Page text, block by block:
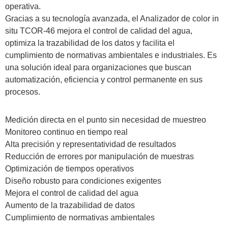
operativa.
Gracias a su tecnología avanzada, el Analizador de color in
situ TCOR-46 mejora el control de calidad del agua,
optimiza la trazabilidad de los datos y facilita el
cumplimiento de normativas ambientales e industriales. Es
una solución ideal para organizaciones que buscan
automatización, eficiencia y control permanente en sus
procesos.
Medición directa en el punto sin necesidad de muestreo
Monitoreo continuo en tiempo real
Alta precisión y representatividad de resultados
Reducción de errores por manipulación de muestras
Optimización de tiempos operativos
Diseño robusto para condiciones exigentes
Mejora el control de calidad del agua
Aumento de la trazabilidad de datos
Cumplimiento de normativas ambientales